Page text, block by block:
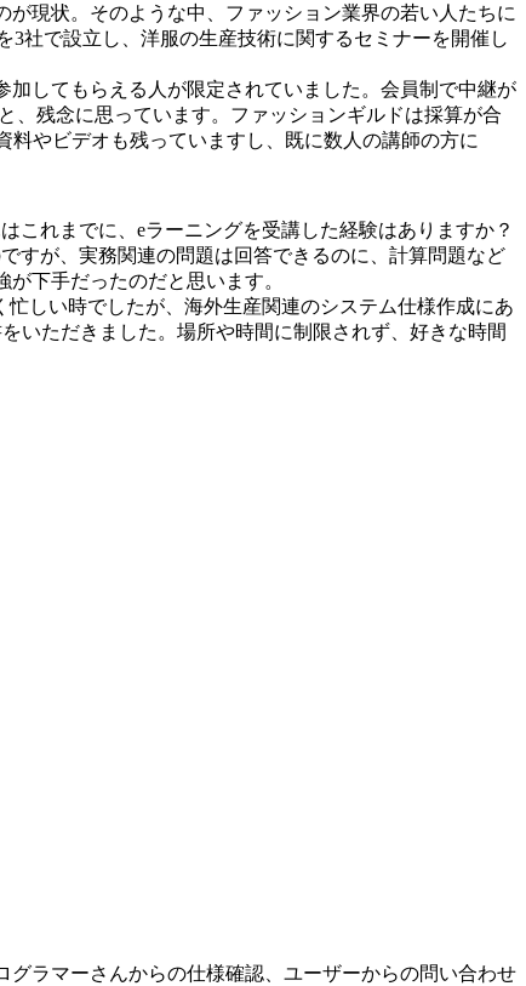
現状。そのような中、ファッション業界の若い人たちに
3社で設立し、洋服の生産技術に関するセミナーを開催し
してもらえる人が限定されていました。会員制で中継が
、残念に思っています。ファッションギルドは採算が合
やビデオも残っていますし、既に数人の講師の方に
これまでに、eラーニングを受講した経験はありますか？
すが、実務関連の問題は回答できるのに、計算問題など
下手だったのだと思います。
しい時でしたが、海外生産関連のシステム仕様作成にあ
いただきました。場所や時間に制限されず、好きな時間
ラマーさんからの仕様確認、ユーザーからの問い合わせ